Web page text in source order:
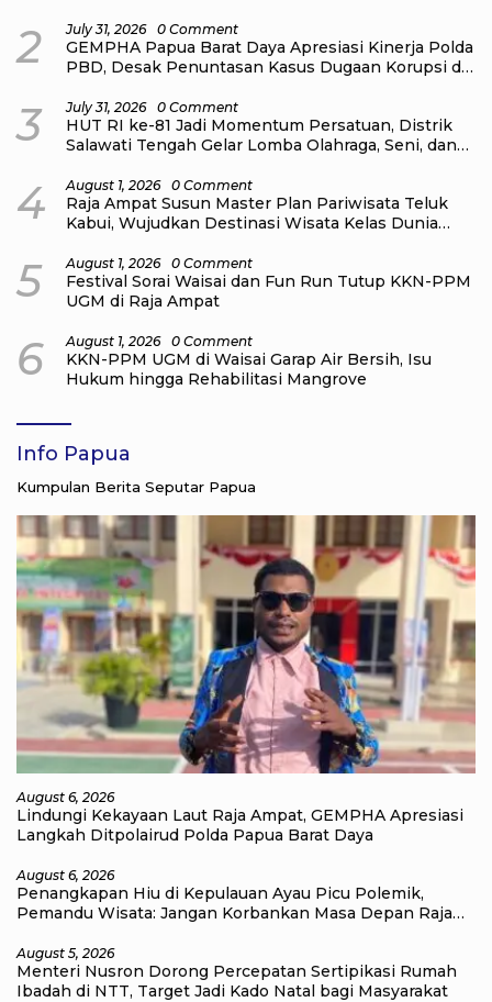
2 July 31, 2026 0 Comment
GEMPHA Papua Barat Daya Apresiasi Kinerja Polda
PBD, Desak Penuntasan Kasus Dugaan Korupsi di
3 July 31, 2026 0 Comment
HUT RI ke-81 Jadi Momentum Persatuan, Distrik
Salawati Tengah Gelar Lomba Olahraga, Seni, dan
4 August 1, 2026 0 Comment
Raja Ampat Susun Master Plan Pariwisata Teluk
Kabui, Wujudkan Destinasi Wisata Kelas Dunia
5 August 1, 2026 0 Comment
Festival Sorai Waisai dan Fun Run Tutup KKN-PPM
UGM di Raja Ampat
6 August 1, 2026 0 Comment
KKN-PPM UGM di Waisai Garap Air Bersih, Isu
Hukum hingga Rehabilitasi Mangrove
Info Papua
Kumpulan Berita Seputar Papua
August 6, 2026
Lindungi Kekayaan Laut Raja Ampat, GEMPHA Apresiasi
Langkah Ditpolairud Polda Papua Barat Daya
August 6, 2026
Penangkapan Hiu di Kepulauan Ayau Picu Polemik,
Pemandu Wisata: Jangan Korbankan Masa Depan Raja
August 5, 2026
Menteri Nusron Dorong Percepatan Sertipikasi Rumah
Ibadah di NTT, Target Jadi Kado Natal bagi Masyarakat